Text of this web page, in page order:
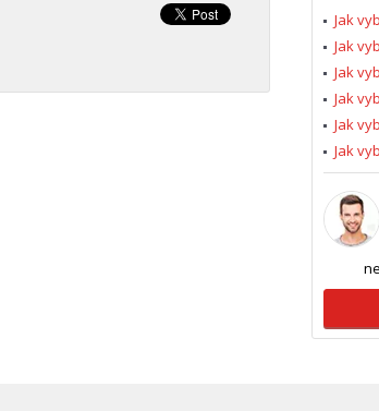
Jak
Jak
Jak
Jak
Jak
Jak